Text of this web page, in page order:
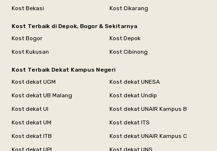
Kost Bekasi
Kost Cikarang
Kost Terbaik di Depok, Bogor & Sekitarnya
Kost Bogor
Kost Depok
Kost Kukusan
Kost Cibinong
Kost Terbaik Dekat Kampus Negeri
Kost dekat UGM
Kost dekat UNESA
Kost dekat UB Malang
Kost dekat Undip
Kost dekat UI
Kost dekat UNAIR Kampus B
Kost dekat UM
Kost dekat ITS
Kost dekat ITB
Kost dekat UNAIR Kampus C
Kost dekat UPI
Kost dekat UNS